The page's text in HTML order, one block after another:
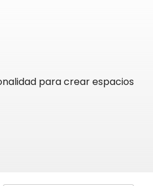
para crear espacios